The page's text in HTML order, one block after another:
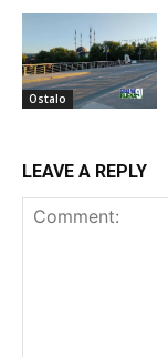
Ostalo
LEAVE A REPLY